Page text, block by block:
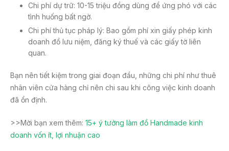
Chi phí dự trữ: 10-15 triệu đồng dùng để ứng phó với các
tình huống bất ngờ.
Chi phí thủ tục pháp lý: Bao gồm phí xin giấy phép kinh
doanh đồ lưu niệm, đăng ký thuế và các giấy tờ liên
quan.
Bạn nên tiết kiệm trong giai đoạn đầu, những chi phí như thuê
nhân viên cửa hàng chỉ nên chi sau khi công việc kinh doanh
đã ổn định.
>>Mời bạn xem thêm: 15+ ý tưởng làm đồ Handmade kinh
doanh vốn ít, lợi nhuận cao